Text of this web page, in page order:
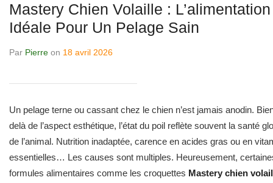
Mastery Chien Volaille : L’alimentation
Idéale Pour Un Pelage Sain
Par Pierre on 18 avril 2026
Un pelage terne ou cassant chez le chien n’est jamais anodin.
delà de l’aspect esthétique, l’état du poil reflète souvent la santé
de l’animal. Nutrition inadaptée, carence en acides gras ou en
essentielles… Les causes sont multiples. Heureusement,
formules alimentaires comme les croquettes Mastery chien